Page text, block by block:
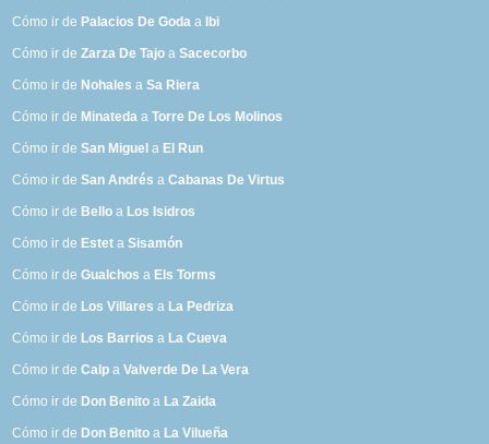
Cómo ir de Palacios De Goda a Ibi
Cómo ir deZarza De Tajo aSacecorbo
Cómo ir de Nohales aSa Riera
Cómo ir de Minateda aTorre De Los Molinos
Cómo ir deSan Miguel a El Run
Cómo ir deSan Andrés aCabanas De Virtus
Cómo ir de Bello a Los Isidros
Cómo ir de Estet aSisamón
Cómo ir deGualchos a Els Torms
Cómo ir de Los Villares a La Pedriza
Cómo ir de Los Barrios a La Cueva
Cómo ir deCalp aValverde De La Vera
Cómo ir de Don Benito a La Zaida
Cómo ir de Don Benito a La Vilueña